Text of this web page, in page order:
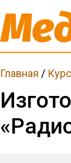
Главная /